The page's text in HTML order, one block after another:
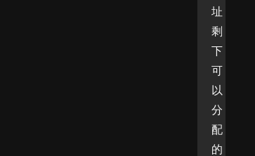
址
剩
下
可
以
分
配
的